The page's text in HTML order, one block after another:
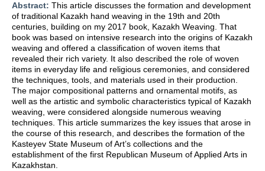
Abstract: This article discusses the formation and development
of traditional Kazakh hand weaving in the 19th and 20th
centuries, building on my 2017 book, Kazakh Weaving. That
book was based on intensive research into the origins of Kazakh
weaving and offered a classification of woven items that
revealed their rich variety. It also described the role of woven
items in everyday life and religious ceremonies, and considered
the techniques, tools, and materials used in their production.
The major compositional patterns and ornamental motifs, as
well as the artistic and symbolic characteristics typical of Kazakh
weaving, were considered alongside numerous weaving
techniques. This article summarizes the key issues that arose in
the course of this research, and describes the formation of the
Kasteyev State Museum of Art’s collections and the
establishment of the first Republican Museum of Applied Arts in
Kazakhstan.